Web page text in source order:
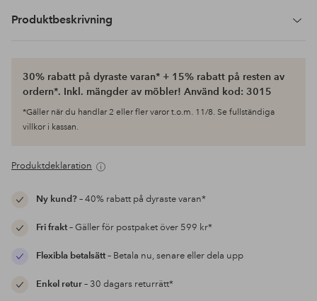
Produktbeskrivning
30% rabatt på dyraste varan* + 15% rabatt på resten av
ordern*. Inkl. mängder av möbler! Använd kod: 3015
*Gäller när du handlar 2 eller fler varor t.o.m. 11/8. Se fullständiga
villkor i kassan.
Produktdeklaration
Ny kund?– 40% rabatt på dyraste varan*
Fri frakt– Gäller för postpaket över 599 kr*
Flexibla betalsätt– Betala nu, senare eller dela upp
Enkel retur– 30 dagars returrätt*